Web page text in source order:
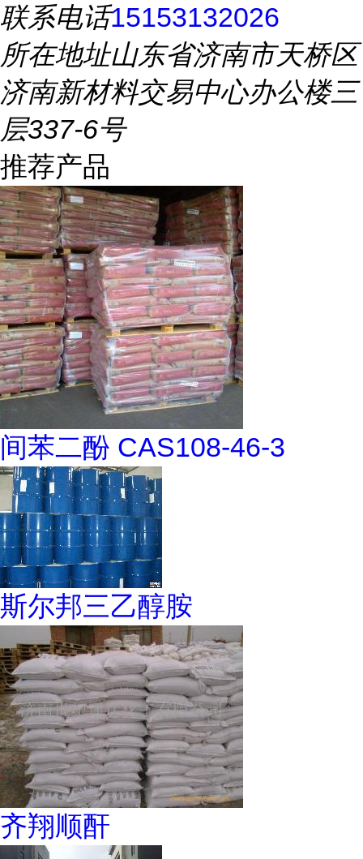
联系电话15153132026
所在地址山东省济南市天桥区
济南新材料交易中心办公楼三
层337-6号
推荐产品
间苯二酚 CAS108-46-3
斯尔邦三乙醇胺
齐翔顺酐